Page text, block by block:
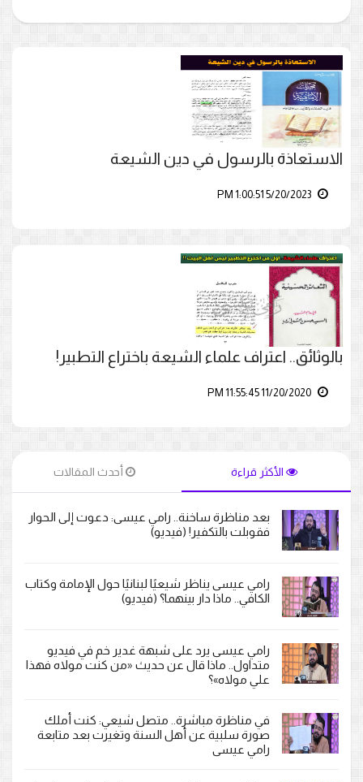
الاستعاذة بالرسول في دين الشيعة
بالوثائق.. اعتراف علماء الشيعة باختراع التطبير!
الأكثر قراءة أحدث المقالات
بعد مناظرة ساخنة.. رامي عيسى: دعوت إلى الحوار
فقوبلت بالتكفير! (فيديو)
رامي عيسى يناظر شيعيًا لبنانيًا حول الإمامة وكتاب
الكافي.. ماذا دار بينهما؟ (فيديو)
رامي عيسى يرد على شبهة غدير خم في فيديو
متداول.. ماذا قال عن حديث «من كنت مولاه فهذا
علي مولاه»؟
في مناظرة مباشرة.. متصل شيعي: كنت أملك
صورة سلبية عن أهل السنة وتغيرت بعد متابعة
رامي عيسى